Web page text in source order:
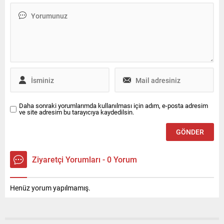
2026 itibarıyla kurumsal ve
Daha sonraki yorumlarımda kullanılması için adım, e-posta adresim
ve site adresim bu tarayıcıya kaydedilsin.
Ziyaretçi Yorumları - 0 Yorum
Henüz yorum yapılmamış.